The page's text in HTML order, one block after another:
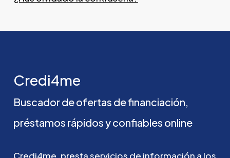
Credi4me
Buscadordeofertas definanciación,
préstamos rápidosyconfiables online
Credi4me, prestaservicios de información a los